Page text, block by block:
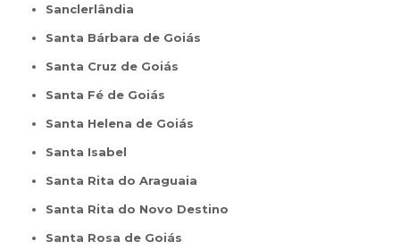
Sanclerlândia
Santa Bárbara de Goiás
Santa Cruz de Goiás
Santa Fé de Goiás
Santa Helena de Goiás
Santa Isabel
Santa Rita do Araguaia
Santa Rita do Novo Destino
Santa Rosa de Goiás